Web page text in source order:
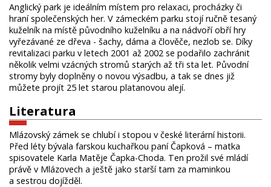
Anglický park je ideálním místem pro relaxaci, procházky či
hraní společenských her. V zámeckém parku stojí ručně tesaný
kuželník na místě původního kuželníku a na nádvoří obří hry
vyřezávané ze dřeva - šachy, dáma a člověče, nezlob se. Díky
revitalizaci parku v letech 2001 až 2002 se podařilo zachránit
několik velmi vzácných stromů starých až tři sta let. Původní
stromy byly doplněny o novou výsadbu, a tak se dnes již
můžete projít 25 let starou platanovou alejí.
Literatura
Mlázovský zámek se chlubí i stopou v české literární historii.
Před léty bývala farskou kuchařkou paní Čapková – matka
spisovatele Karla Matěje Čapka-Choda. Ten prožil své mládí
právě v Mlázovech a ještě jako starší tam za maminkou
a sestrou dojížděl.